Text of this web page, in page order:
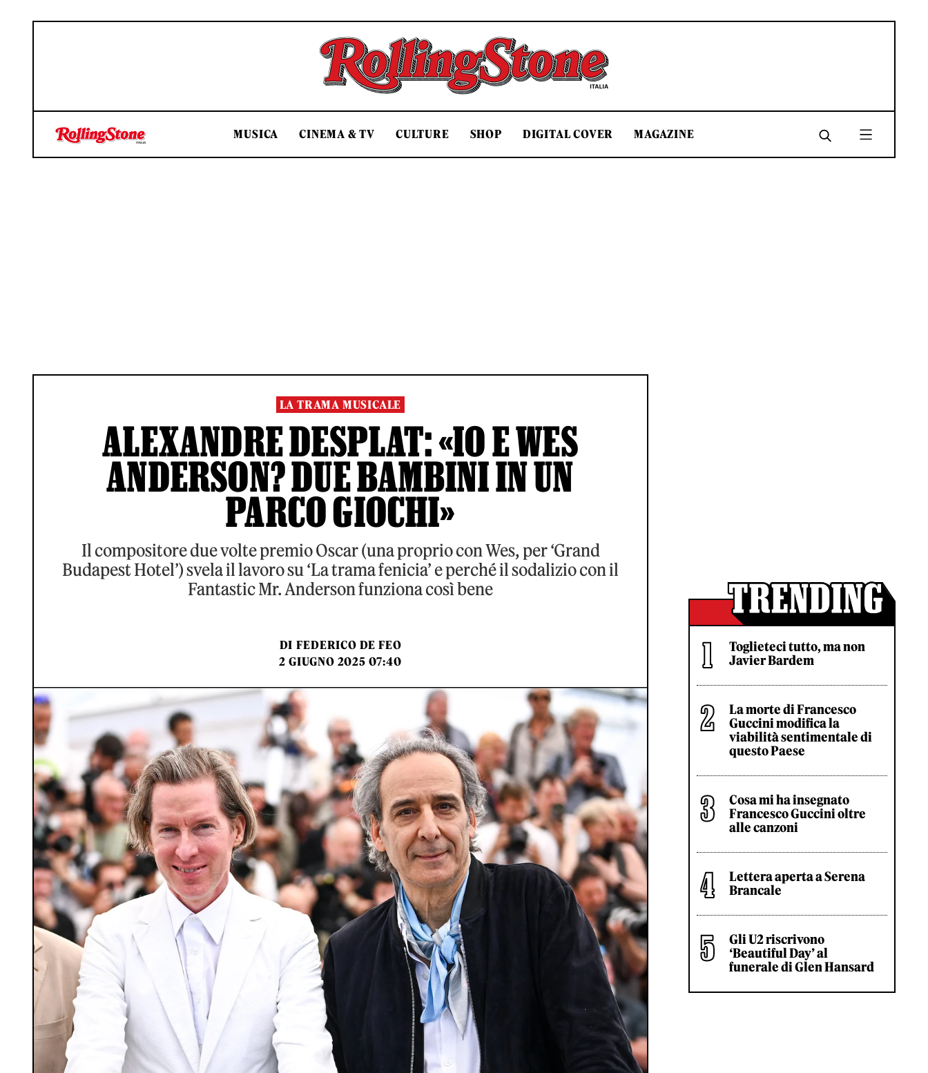
Rolling Stone Italia
MUSICA CINEMA & TV CULTURE SHOP DIGITAL COVER MAGAZINE
LA TRAMA MUSICALE
ALEXANDRE DESPLAT: «IO E WES
ANDERSON? DUE BAMBINI IN UN
PARCO GIOCHI»
Il compositore due volte premio Oscar (una proprio con Wes, per ‘Grand
Budapest Hotel’) svela il lavoro su ‘La trama fenicia’ e perché il sodalizio con il
Fantastic Mr. Anderson funziona così bene
DI FEDERICO DE FEO
2 GIUGNO 2025 07:40
Toglieteci tutto, ma non
Javier Bardem
La morte di Francesco
Guccini modifica la
viabilità sentimentale di
questo Paese
Cosa mi ha insegnato
Francesco Guccini oltre
alle canzoni
Lettera aperta a Serena
Brancale
Gli U2 riscrivono
‘Beautiful Day’ al
funerale di Glen Hansard